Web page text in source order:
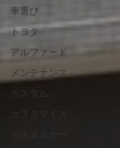
車選び
トヨタ
アルファード
メンテナンス
カスタム
カスタマイズ
カスタムカー
ランスをしっかり整えて
行い、お客様にも安心し
仕上がりました✨ 【📸】
にありがとうございまし
R35 GT-Rはもちろん、
車・輸入車のメンテナン
しております🔧 CarPlayキ
ツの取付についても、